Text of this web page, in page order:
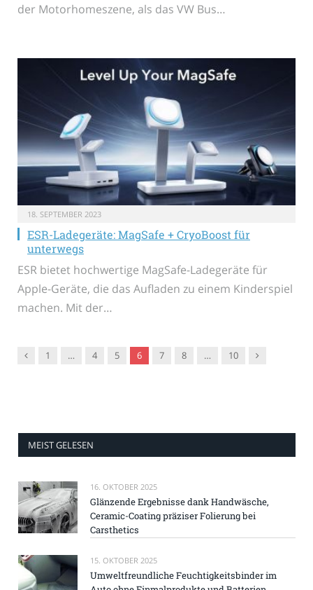
der Motorhomeszene, als das VW Bus…
18. SEPTEMBER 2023
ESR-Ladegeräte: MagSafe + CryoBoost für
unterwegs
ESR bietet hochwertige MagSafe-Ladegeräte für
Apple-Geräte, die das Aufladen zu einem Kinderspiel
machen. Mit der…
Vorgänger
1 … 4 5 6 7 8 … 10 Nachfolger
MEIST GELESEN
16. OKTOBER 2025
Glänzende Ergebnisse dank Handwäsche,
Ceramic-Coating präziser Folierung bei
Carsthetics
15. OKTOBER 2025
Umweltfreundliche Feuchtigkeitsbinder im